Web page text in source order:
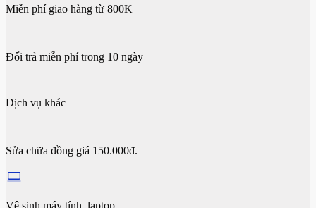
Miễn phí giao hàng từ 800K
Đổi trả miễn phí trong 10 ngày
Dịch vụ khác
Sửa chữa đồng giá 150.000đ.
Vệ sinh máy tính, laptop.